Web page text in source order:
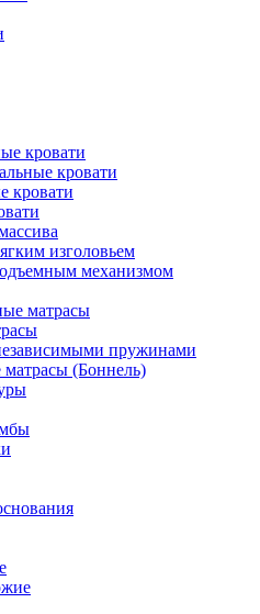
кровати
кровати
кровати
изголовьем
механизмом
матрасы
пружинами
(Боннель)